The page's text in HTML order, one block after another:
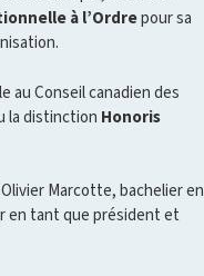
à l’Ordrepour sa
au Conseil canadien des
la distinction Honoris
Marcotte, bachelier en
en tant que président et